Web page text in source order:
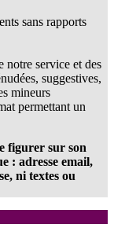
sans rapports
notre service et des
suggestives,
mineurs
permettant un
figurer sur son
: adresse email,
ni textes ou